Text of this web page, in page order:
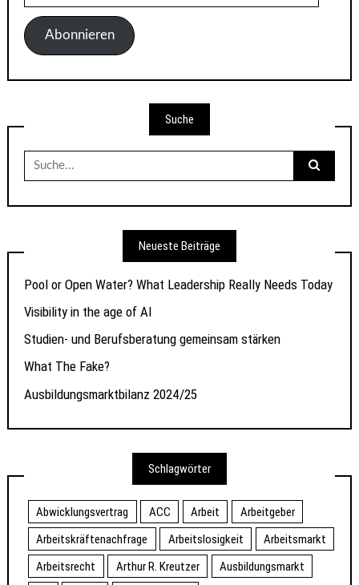
Mail-
AdresseAbonnieren
Suche
Suche
nach:
Neueste Beiträge
Pool or Open Water? What Leadership Really Needs Today
Visibility in the age of AI
Studien- und Berufsberatung gemeinsam stärken
What The Fake?
Ausbildungsmarktbilanz 2024/25
Schlagwörter
Abwicklungsvertrag ACC Arbeit
Arbeitgeber
Arbeitskräftenachfrage
Arbeitslosigkeit
Arbeitsmarkt
Arbeitsrecht
Arthur R. Kreutzer
Ausbildungsmarkt